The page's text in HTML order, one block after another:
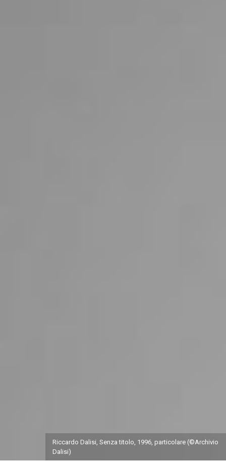
Riccardo Dalisi, Senza titolo, 1996, particolare (©Archivio
Dalisi)